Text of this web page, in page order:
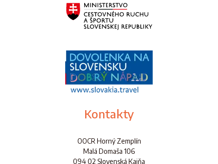
Kontakty
OOCR Horný Zemplín
Malá Domaša 106
094 02 Slovenská Kajňa